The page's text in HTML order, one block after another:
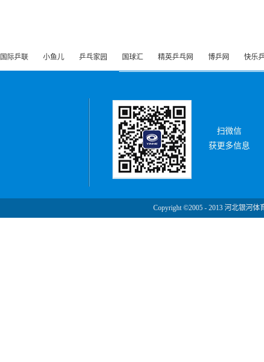
国际乒联 小鱼儿 乒乓家园 国球汇 精英乒乓网 博乒网 快乐
扫微信
获更多信息
Copyright ©2005 - 2013 河北银河体